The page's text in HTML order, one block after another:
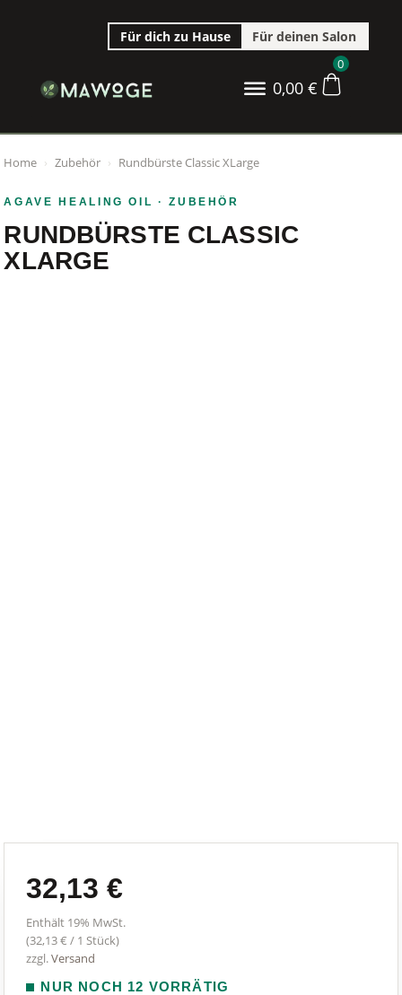
Für dich zu Hause Für deinen Salon
0,00 €
0
Home › Zubehör › Rundbürste Classic XLarge
AGAVE HEALING OIL · ZUBEHÖR
RUNDBÜRSTE CLASSIC
XLARGE
32,13€
Enthält 19% MwSt.
(32,13€ / 1 Stück)
zzgl.Versand
NUR NOCH 12 VORRÄTIG